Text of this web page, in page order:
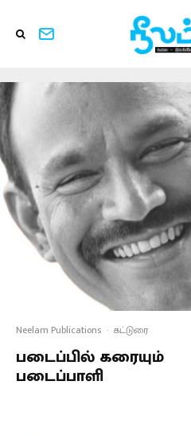
Neelam Publications · கட்டுரை
படைப்பில் கரையும்
படைப்பாளி